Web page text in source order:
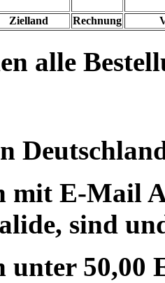
Zielland Rechnung
alle
mit E-Mail
sind
unter 50,00